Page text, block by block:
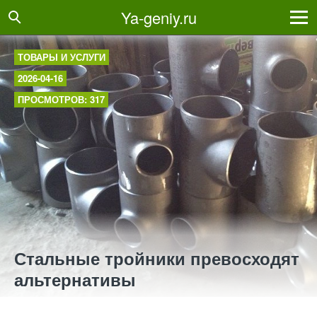
Ya-geniy.ru
ТОВАРЫ И УСЛУГИ
2026-04-16
ПРОСМОТРОВ: 317
Стальные тройники превосходят
альтернативы